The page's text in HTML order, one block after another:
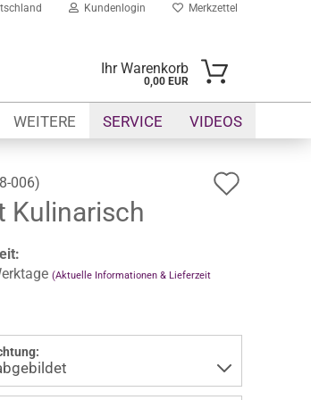
Kundenlogin Merkzettel
Ihr Warenkorb
0,00 EUR
SERVICE VIDEOS
WEITERE
006)
Kulinarisch
(Aktuelle Informationen & Lieferzeit